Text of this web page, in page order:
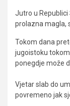
Jutro u Republici
prolazna magla,
Tokom dana
jugoistoku
ponegdje može
Vjetar slab do
povremeno jak